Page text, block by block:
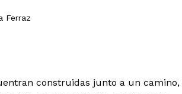
Ferraz
construidas junto a un